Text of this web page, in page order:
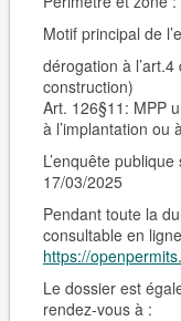
Motif principal de
dérogation à
construction)
Art. 126§11: MPP
à l’implantation ou
L’enquête
17/03/2025
Pendant toute la
consultable en
https://
Le dossier est
rendez-vousà :